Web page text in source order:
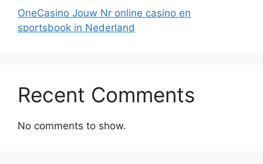
OneCasino Jouw Nr online casino en
sportsbook in Nederland
Recent Comments
No comments to show.